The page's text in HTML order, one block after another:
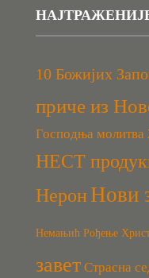
10 Божијих
приче из
Господња молитва
НЕСТ
Нерон Нови
Немањић Рођење
завет Страсна